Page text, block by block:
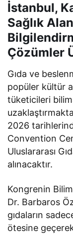
İstanbul,
Sağlık
Çözümler
Gıda ve
popüler kültür
tüketicileri
2026
Convention
Uluslararası
alınacaktır.
Kongrenin
Dr. Barbaros
gıdaların
ötesine